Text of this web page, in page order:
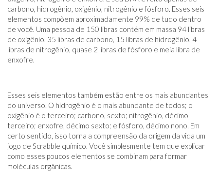
carbono, hidrogênio, oxigênio, nitrogênio e fósforo. Esses seis
elementos compõem aproximadamente 99% de tudo dentro
de você. Uma pessoa de 150 libras contém em massa 94 libras
de oxigênio, 35 libras de carbono, 15 libras de hidrogênio, 4
libras de nitrogênio, quase 2 libras de fósforo e meia libra de
enxofre.
Esses seis elementos também estão entre os mais abundantes
do universo. O hidrogênio é o mais abundante de todos; o
oxigênio é o terceiro; carbono, sexto; nitrogênio, décimo
terceiro; enxofre, décimo sexto; e fósforo, décimo nono. Em
certo sentido, isso torna a compreensão da origem da vida um
jogo de Scrabble químico. Você simplesmente tem que explicar
como esses poucos elementos se combinam para formar
moléculas orgânicas.